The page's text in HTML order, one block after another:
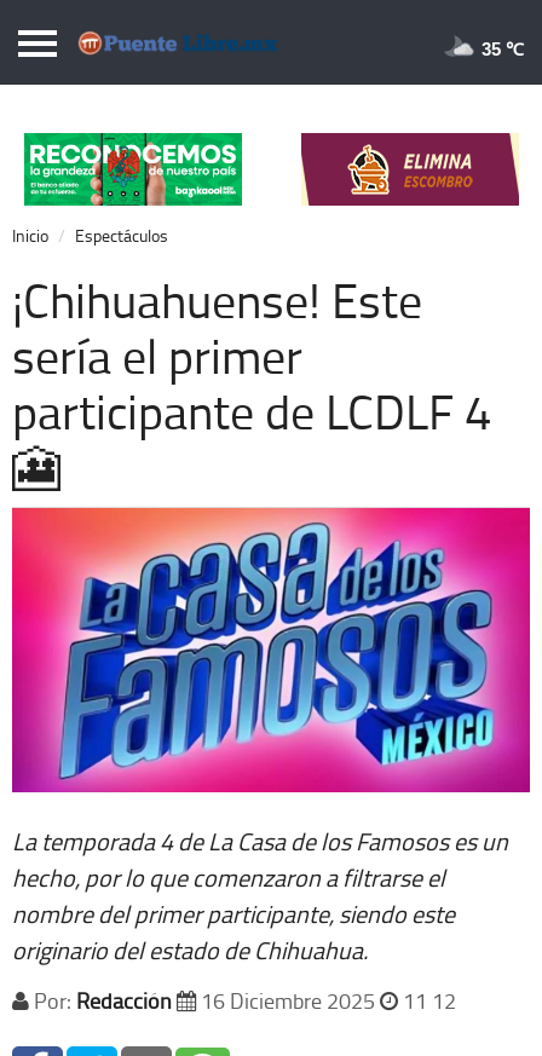
Puentelibre.mx
Local
Nacional
Opinión
Cronos
Economía
Espectáculos
Deportes
Extra +
35 ℃
Inicio Espectáculos
¡Chihuahuense! Este
sería el primer
participante de LCDLF 4
🎦
La temporada 4 de La Casa de los Famosos es un
hecho, por lo que comenzaron a filtrarse el
nombre del primer participante, siendo este
originario del estado de Chihuahua.
Por: Redacción 16 Diciembre 2025 11 12